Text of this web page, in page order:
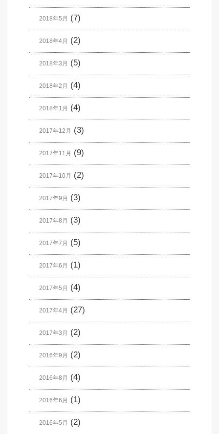
2018年5月 (7)
2018年4月 (2)
2018年3月 (5)
2018年2月 (4)
2018年1月 (4)
2017年12月 (3)
2017年11月 (9)
2017年10月 (2)
2017年9月 (3)
2017年8月 (3)
2017年7月 (5)
2017年6月 (1)
2017年5月 (4)
2017年4月 (27)
2017年3月 (2)
2016年9月 (2)
2016年8月 (4)
2016年6月 (1)
2016年5月 (2)